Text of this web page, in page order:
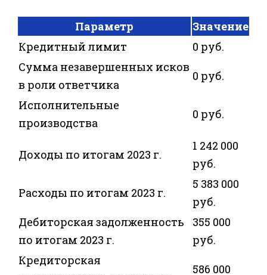
Параметр
Значение
Кредитный лимит
0 руб.
Сумма незавершенных исков
в роли ответчика
0 руб.
Исполнительные
производства
0 руб.
Доходы по итогам 2023 г.
1 242 000
руб.
Расходы по итогам 2023 г.
5 383 000
руб.
Дебиторская задолженность
по итогам 2023 г.
355 000
руб.
Кредиторская
586 000